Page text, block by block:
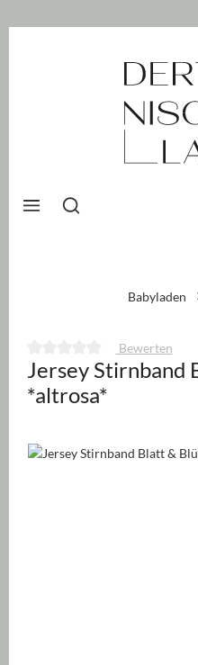
Babyladen
Durchschnittliche Bewertung
Bewerten
Jersey Stirnband
*altrosa*
Bildergalerie überspringen